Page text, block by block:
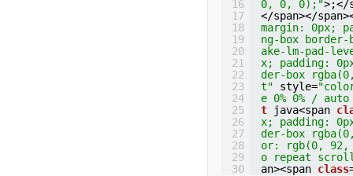
16
17
18
19
20
21
22
23
24
25
26
27
28
29
30
0, 0, 0);">;</
</span></
margin: 0px;
ng-box
ake-lm-pad-
x; padding:
der-box
t"
style=
e 0% 0% /
t
java<span
x; padding:
der-box
or: rgb(0, 92,
o repeat
an><span class